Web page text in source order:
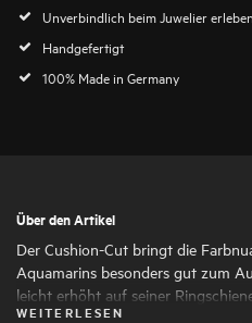
Unverbindlich beim Juwelier erleben
Handgefertigt
100% Made in Germany
Über den Artikel
Der Cushion-Cut bringt die
Aquamarins besonders gut zum
leicht erhöht auf seiner
Blickfang wird. Der Ring bringt
WEITERLESEN